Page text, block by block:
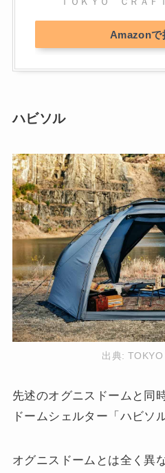
Amazon
ハビソル
出典:
先述のオグニスドームと同
ドームシェルター「ハビソ
オグニスドームとは全く異